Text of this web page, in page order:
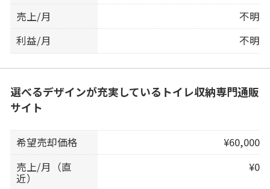
売上/月
不明
利益/月
不明
選べるデザインが充実しているトイレ収納専門通販
サイト
希望売却価格
¥60,000
売上/月（直
近）
¥0